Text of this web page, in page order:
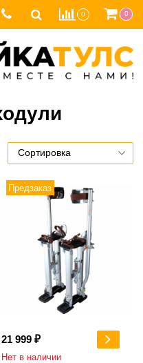
0 0
Предзаказ
21 999 ₽
Нет в наличии